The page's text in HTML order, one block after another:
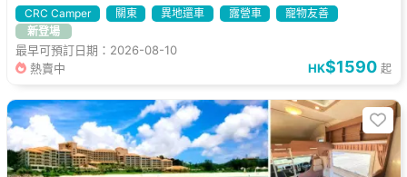
CRC Camper 關東 異地還車 露營車
寵物友善
新登場
最早可預訂日期：2026-08-10
熱賣中
HK$1590 起